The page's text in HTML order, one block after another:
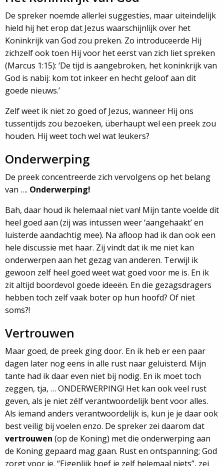
De spreker noemde allerlei suggesties, maar uiteindelijk
hield hij het erop dat Jezus waarschijnlijk over het
Koninkrijk van God zou preken. Zo introduceerde Hij
zichzelf ook toen Hij voor het eerst van zich liet spreken
(Marcus 1:15): ‘De tijd is aangebroken, het koninkrijk van
God is nabij: kom tot inkeer en hecht geloof aan dit
goede nieuws.’
Zelf weet ik niet zo goed of Jezus, wanneer Hij ons
tussentijds zou bezoeken, überhaupt wel een preek zou
houden. Hij weet toch wel wat leukers?
Onderwerping
De preek concentreerde zich vervolgens op het belang
van …. Onderwerping!
Bah, daar houd ik helemaal niet van! Mijn tante voelde dit
heel goed aan (zij was intussen weer ‘aangehaakt’ en
luisterde aandachtig mee). Na afloop had ik dan ook een
hele discussie met haar. Zij vindt dat ik me niet kan
onderwerpen aan het gezag van anderen. Terwijl ik
gewoon zelf heel goed weet wat goed voor me is. En ik
zit altijd boordevol goede ideeën. En die gezagsdragers
hebben toch zelf vaak boter op hun hoofd? Of niet
soms?!
Vertrouwen
Maar goed, de preek ging door. En ik heb er een paar
dagen later nog eens in alle rust naar geluisterd. Mijn
tante had ik daar even niet bij nodig. En ik moet toch
zeggen, tja, … ONDERWERPING! Het kan ook veel rust
geven, als je niet zélf verantwoordelijk bent voor alles.
Als iemand anders verantwoordelijk is, kun je je daar ook
best veilig bij voelen enzo. De spreker zei daarom dat
vertrouwen (op de Koning) met die onderwerping aan
de Koning gepaard mag gaan. Rust en ontspanning; God
zorgt voor je. “Eigenlijk hoef je zelf helemaal niets”, zei